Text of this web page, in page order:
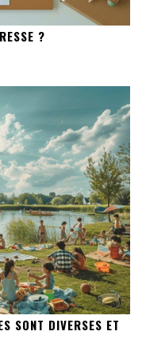
?
SONT DIVERSES ET